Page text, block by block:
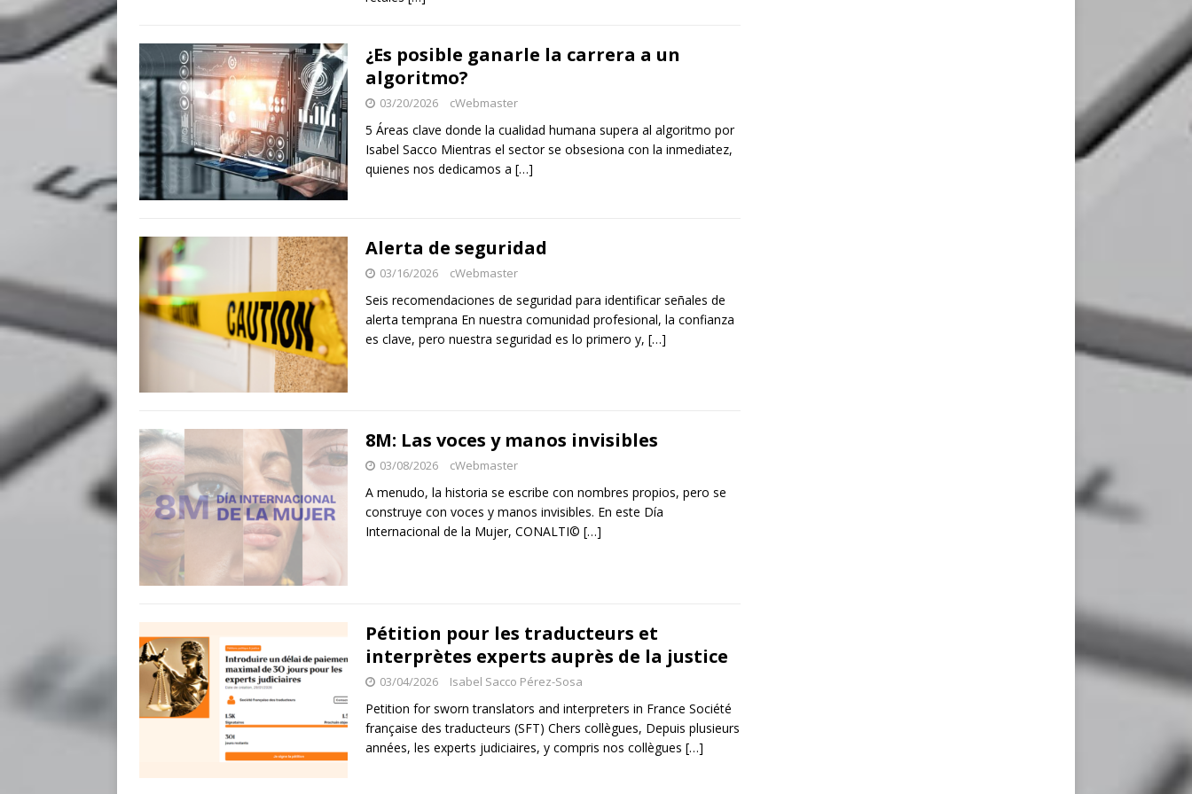
¿Es posible ganarle la carrera a un
algoritmo?
03/20/2026 cWebmaster
5 Áreas clave donde la cualidad humana supera al algoritmo por
Isabel Sacco Mientras el sector se obsesiona con la inmediatez,
quienes nos dedicamos a […]
Alerta de seguridad
03/16/2026 cWebmaster
Seis recomendaciones de seguridad para identificar señales de
alerta temprana En nuestra comunidad profesional, la confianza
es clave, pero nuestra seguridad es lo primero y, […]
8M: Las voces y manos invisibles
03/08/2026 cWebmaster
A menudo, la historia se escribe con nombres propios, pero se
construye con voces y manos invisibles. En este Día
Internacional de la Mujer, CONALTI© […]
Pétition pour les traducteurs et
interprètes experts auprès de la justice
03/04/2026 Isabel Sacco Pérez-Sosa
Petition for sworn translators and interpreters in France Société
française des traducteurs (SFT) Chers collègues, Depuis plusieurs
années, les experts judiciaires, y compris nos collègues […]